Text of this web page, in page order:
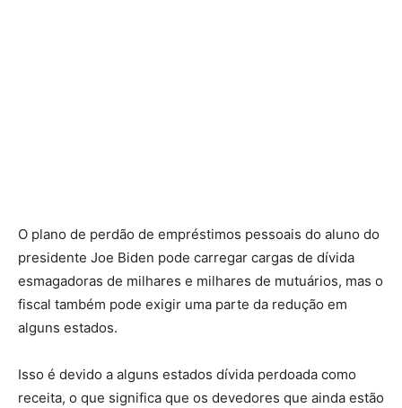
O plano de perdão de empréstimos pessoais do aluno do
presidente Joe Biden pode carregar cargas de dívida
esmagadoras de milhares e milhares de mutuários, mas o
fiscal também pode exigir uma parte da redução em
alguns estados.
Isso é devido a alguns estados dívida perdoada como
receita, o que significa que os devedores que ainda estão